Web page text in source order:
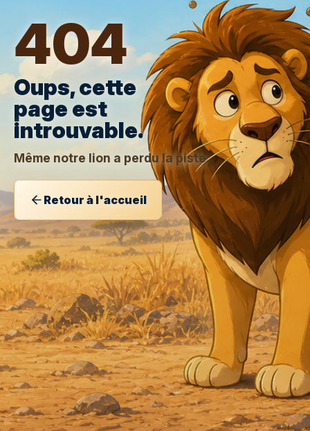
404
Oups, cette
page est
introuvable.
Même notre lion a perdu la piste.
Retour à l'accueil